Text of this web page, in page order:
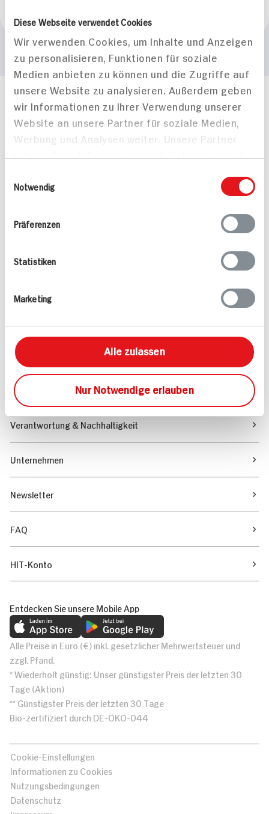
Diese Webseite verwendet Cookies
Wir verwenden Cookies, um Inhalte und Anzeigen
zu personalisieren, Funktionen für soziale
Medien anbieten zu können und die Zugriffe auf
unsere Website zu analysieren. Außerdem geben
wir Informationen zu Ihrer Verwendung unserer
Website an unsere Partner für soziale Medien,
Werbung und Analysen weiter. Unsere Partner
bereitgestellt haben oder die sie im Rahmen
Notwendig
Präferenzen
Statistiken
Marketing
Alle zulassen
Nur Notwendige erlauben
Beck's
Häufig gestellte Fragen
Mehr Informationen in unserem FAQ
(0228) 42967 0
Freitags: 9 bis 13 Uhr
Marktfinder
Unser Magazin
Verantwortung & Nachhaltigkeit
Unternehmen
Newsletter
FAQ
HIT-Konto
Entdecken Sie unsere Mobile App
Alle Preise in Euro (€) inkl. gesetzlicher Mehrwertsteuer und
zzgl. Pfand.
* Wiederholt günstig: Unser günstigster Preis der letzten 30
Tage (Aktion)
** Günstigster Preis der letzten 30 Tage
Bio-zertifiziert durch DE-ÖKO-044
Cookie-Einstellungen
Informationen zu Cookies
Nutzungsbedingungen
Datenschutz